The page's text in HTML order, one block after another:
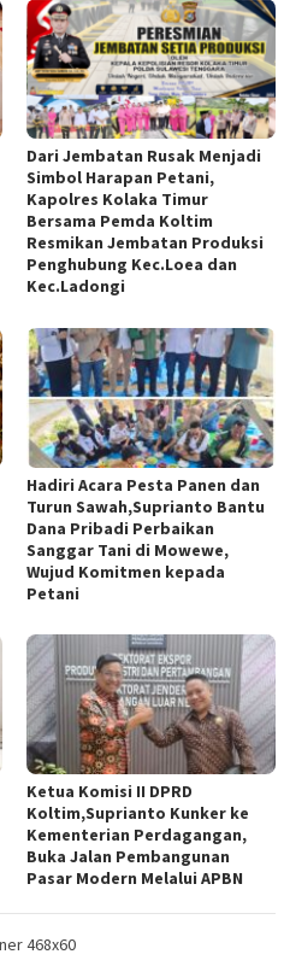
Dari Jembatan Rusak Menjadi
Simbol Harapan Petani,
Kapolres Kolaka Timur
Bersama Pemda Koltim
Resmikan Jembatan Produksi
Penghubung Kec.Loea dan
Kec.Ladongi
Hadiri Acara Pesta Panen dan
Turun Sawah,Suprianto Bantu
Dana Pribadi Perbaikan
Sanggar Tani di Mowewe,
Wujud Komitmen kepada
Petani
Ketua Komisi II DPRD
Koltim,Suprianto Kunker ke
Kementerian Perdagangan,
Buka Jalan Pembangunan
Pasar Modern Melalui APBN